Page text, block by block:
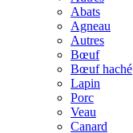
Abats
Agneau
Autres
Bœuf
Bœuf haché
Lapin
Porc
Veau
Canard